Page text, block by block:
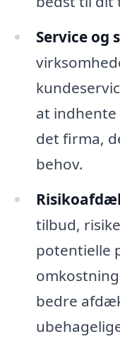
Service og
at
det firma,
behov.
tilbud,
potentielle
bedre